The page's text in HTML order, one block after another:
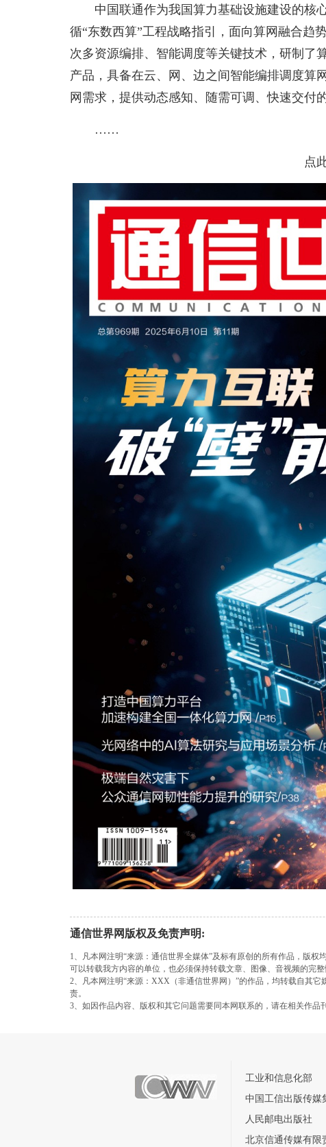
中国联通作为我国算力基础设施建设的核
循“东数西算”工程战略指引，面向算网融合趋
次多资源编排、智能调度等关键技术，研制了
产品，具备在云、网、边之间智能编排调度算
网需求，提供动态感知、随需可调、快速交付
……
点
通信世界网版权及免责声明:
1、凡本网注明“来源：通信世界全媒体”及标有原创的所有作品，版
可以转载我方内容的单位，也必须保持转载文章、图像、音视频的完
2、凡本网注明“来源：XXX（非通信世界网）”的作品，均转载自其
责。
3、如因作品内容、版权和其它问题需要同本网联系的，请在相关作品
工业和信息化部
中国工信出版传媒
人民邮电出版社
北京信通传媒有限